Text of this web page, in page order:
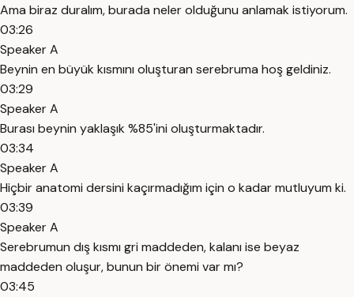
Ama biraz duralım, burada neler olduğunu anlamak istiyorum.
03:26
Speaker A
Beynin en büyük kısmını oluşturan serebruma hoş geldiniz.
03:29
Speaker A
Burası beynin yaklaşık %85'ini oluşturmaktadır.
03:34
Speaker A
Hiçbir anatomi dersini kaçırmadığım için o kadar mutluyum ki.
03:39
Speaker A
Serebrumun dış kısmı gri maddeden, kalanı ise beyaz
maddeden oluşur, bunun bir önemi var mı?
03:45